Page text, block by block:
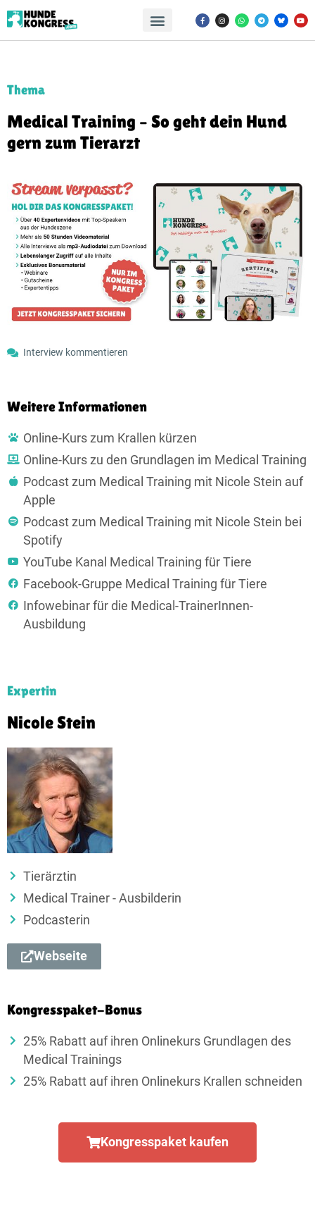
Thema
Medical Training – So geht dein Hund
gern zum Tierarzt
Interview kommentieren
Weitere Informationen
Online-Kurs zum Krallen kürzen
Online-Kurs zu den Grundlagen im Medical Training
Podcast zum Medical Training mit Nicole Stein auf
Apple
Podcast zum Medical Training mit Nicole Stein bei
Spotify
YouTube Kanal Medical Training für Tiere
Facebook-Gruppe Medical Training für Tiere
Infowebinar für die Medical-TrainerInnen-
Ausbildung
Expertin
Nicole Stein
Tierärztin
Medical Trainer - Ausbilderin
Podcasterin
Webseite
Kongresspaket-Bonus
25% Rabatt auf ihren Onlinekurs Grundlagen des
Medical Trainings
25% Rabatt auf ihren Onlinekurs Krallen schneiden
Kongresspaket kaufen